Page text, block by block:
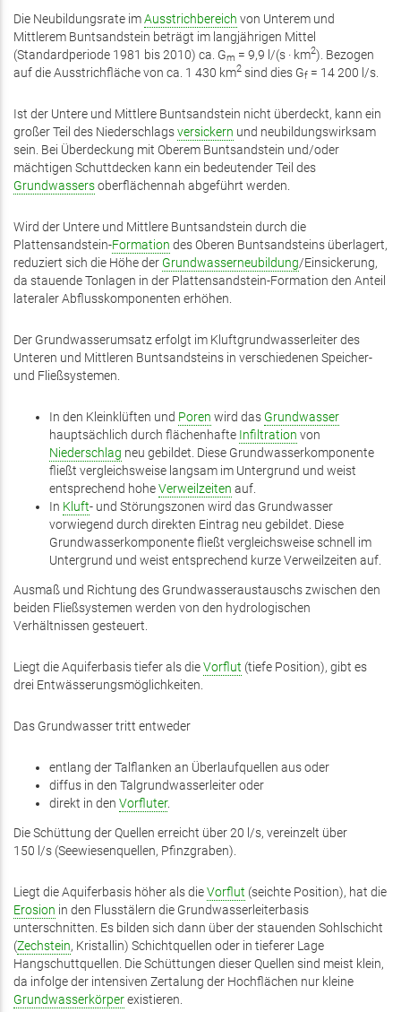
Die Neubildungsrate imAusstrichbereich von Unterem und
Mittlerem Buntsandstein beträgt im langjährigen Mittel
(Standardperiode 1981 bis 2010) ca. Gm = 9,9 l/(s · km2). Bezogen
auf die Ausstrichfläche von ca. 1 430 km2 sind dies Gf = 14 200 l/s.
Ist der Untere und Mittlere Buntsandstein nicht überdeckt, kann ein
großer Teil des Niederschlagsversickern und neubildungswirksam
sein. Bei Überdeckung mit Oberem Buntsandstein und/oder
mächtigen Schuttdecken kann ein bedeutender Teil des
Grundwassersoberflächennah abgeführt werden.
Wird der Untere und Mittlere Buntsandstein durch die
Plattensandstein-Formation des Oberen Buntsandsteins überlagert,
reduziert sich die Höhe der Grundwasserneubildung/Einsickerung,
da stauende Tonlagen in der Plattensandstein-Formation den Anteil
lateraler Abflusskomponenten erhöhen.
Der Grundwasserumsatz erfolgt im Kluftgrund­wasserleiter des
Unteren und Mittleren Buntsandsteins in verschiedenen Speicher-
und Fließsystemen.
In den Kleinklüften und Poren wird das Grundwasser
hauptsächlich durch flächenhafte Infiltration von
Niederschlag neu gebildet. Diese Grundwasserkomponente
fließt vergleichsweise langsam im Untergrund und weist
entsprechend hoheVerweilzeiten auf.
In Kluft- und Störungszonen wird das Grundwasser
vorwiegend durch direkten Eintrag neu gebildet. Diese
Grundwasserkomponente fließt vergleichsweise schnell im
Untergrund und weist entsprechend kurze Verweilzeiten auf.
Ausmaß und Richtung des Grundwasser­austauschs zwischen den
beiden Fließsystemen werden von den hydrologischen
Verhältnissen gesteuert.
Liegt die Aquiferbasis tiefer als dieVorflut (tiefe Position), gibt es
drei Entwässerungsmöglichkeiten.
Das Grundwasser tritt entweder
entlang der Talflanken an Überlaufquellen aus oder
diffus in den Talgrundwasserleiter oder
direkt in den Vorfluter.
Die Schüttung der Quellen erreicht über 20 l/s, vereinzelt über
150 l/s (Seewiesenquellen, Pfinzgraben).
Liegt die Aquiferbasis höher als dieVorflut (seichte Position), hat die
Erosion in den Flusstälern die Grundwasserleiterbasis
unterschnitten. Es bilden sich dann über der stauenden Sohlschicht
(Zechstein, Kristallin) Schichtquellen oder in tieferer Lage
Hangschuttquellen. Die Schüttungen dieser Quellen sind meist klein,
da infolge der intensiven Zertalung der Hochflächen nur kleine
Grundwasserkörperexistieren.